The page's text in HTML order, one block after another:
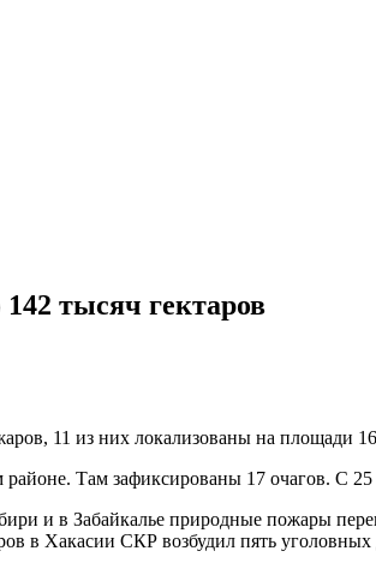
тысяч гектаров
11 из них локализованы на площади
Там зафиксированы 17 очагов. С
и в Забайкалье природные пожары
в Хакасии СКР возбудил пять